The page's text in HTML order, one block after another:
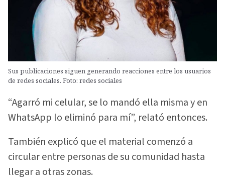
Sus publicaciones siguen generando reacciones entre los usuarios
de redes sociales. Foto: redes sociales
“Agarró mi celular, se lo mandó ella misma y en
WhatsApp lo eliminó para mí”, relató entonces.
También explicó que el material comenzó a
circular entre personas de su comunidad hasta
llegar a otras zonas.